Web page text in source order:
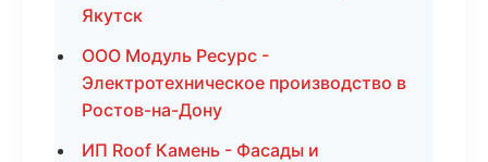
Якутск
ООО Модуль Ресурс -
Электротехническое производство в
Ростов-на-Дону
ИП Roof Камень - Фасады и